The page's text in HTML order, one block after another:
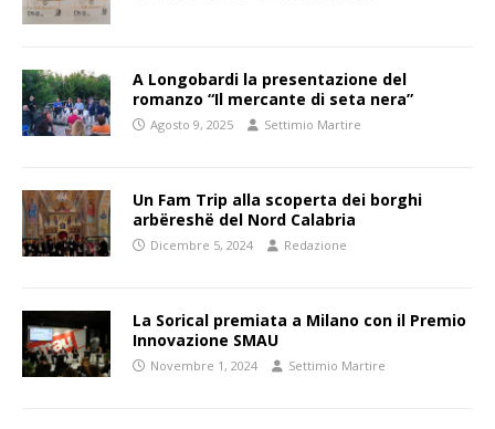
A Longobardi la presentazione del
romanzo “Il mercante di seta nera”
Agosto 9, 2025 Settimio Martire
Un Fam Trip alla scoperta dei borghi
arbëreshë del Nord Calabria
Dicembre 5, 2024 Redazione
La Sorical premiata a Milano con il Premio
Innovazione SMAU
Novembre 1, 2024 Settimio Martire